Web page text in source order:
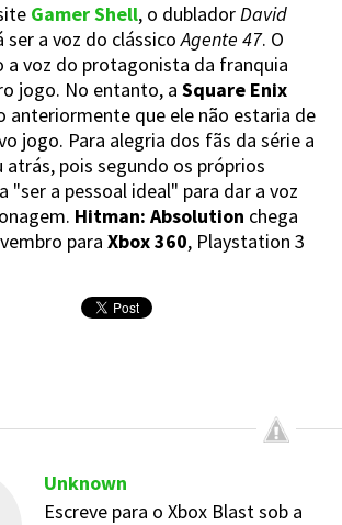
Gamer Shell, o dubladorDavid
ser a voz do clássicoAgente 47. O
a voz do protagonista da franquia
jogo. No entanto, aSquare Enix
anteriormente que ele não estaria de
jogo. Para alegria dos fãs da série a
pois segundo os próprios
"ser a pessoal ideal" para dar a voz
Hitman: Absolution chega
paraXbox 360, Playstation 3
Unknown
Escreve para o Xbox Blast sob a